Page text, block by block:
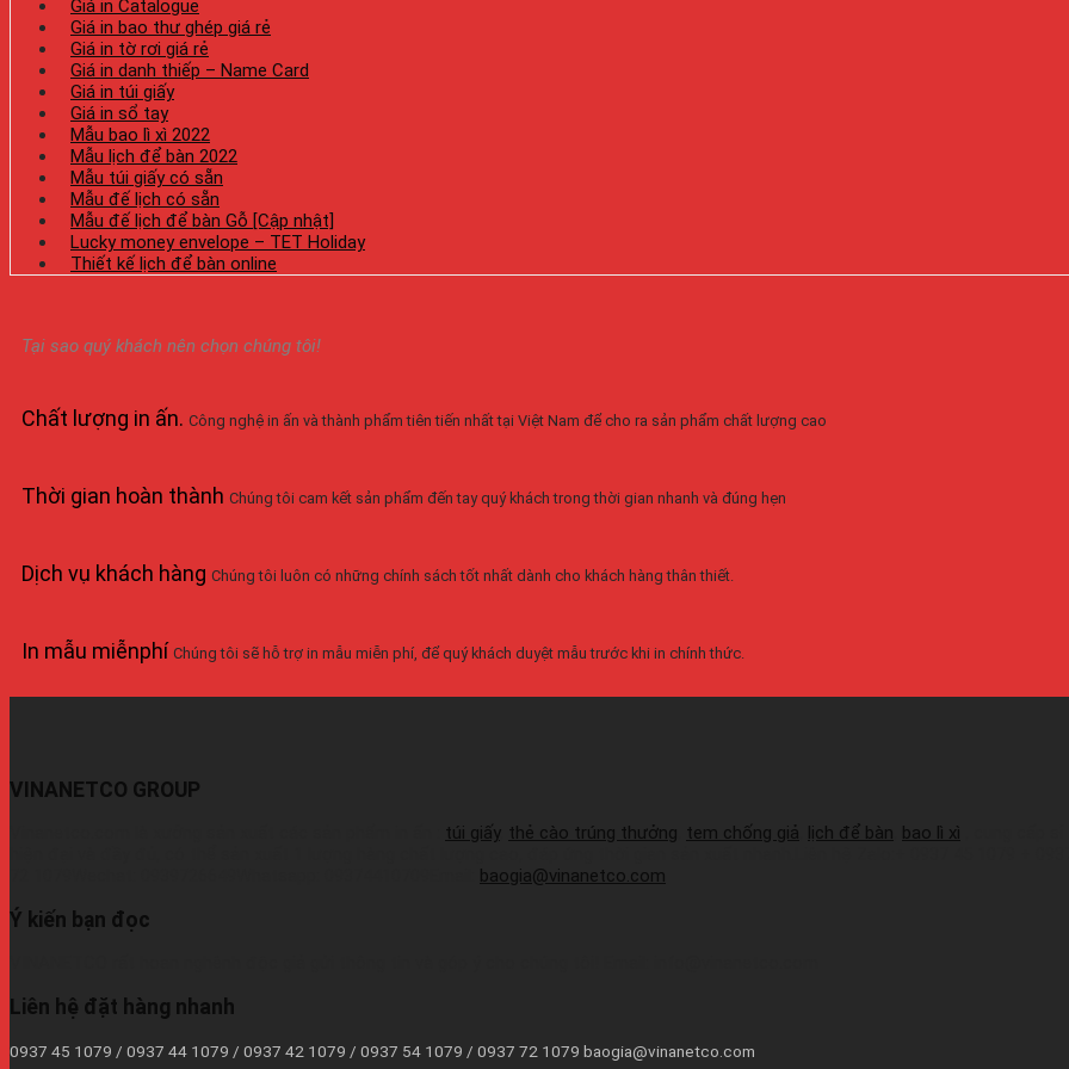
Giá in Catalogue
Giá in bao thư ghép giá rẻ
Giá in tờ rơi giá rẻ
Giá in danh thiếp – Name Card
Giá in túi giấy
Giá in sổ tay
Mẫu bao lì xì 2022
Mẫu lịch để bàn 2022
Mẫu túi giấy có sẵn
Mẫu đế lịch có sẵn
Mẫu đế lịch để bàn Gỗ [Cập nhật]
Lucky money envelope – TET Holiday
Thiết kế lịch để bàn online
Tại sao quý khách nên chọn chúng tôi!
Chất lượng in ấn. Công nghệ in ấn và thành phẩm tiên tiến nhất tại Việt Nam để cho ra sản phẩm chất lượng cao
Thời gian hoàn thành Chúng tôi cam kết sản phẩm đến tay quý khách trong thời gian nhanh và đúng hẹn
Dịch vụ khách hàng Chúng tôi luôn có những chính sách tốt nhất dành cho khách hàng thân thiết.
In mẫu miễnphí Chúng tôi sẽ hỗ trợ in mẫu miễn phí, để quý khách duyệt mẫu trước khi in chính thức.
VINANETCO GROUP
túi giấy, thẻ cào trúng thưởng tem chống giả lịch để bàn bao lì xì
baogia@vinanetco.com
Ý kiến bạn đọc
Liên hệ đặt hàng nhanh
0937 45 1079 / 0937 44 1079 / 0937 42 1079 / 0937 54 1079 / 0937 72 1079 baogia@vinanetco.com